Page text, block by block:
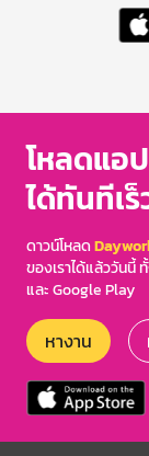
โหลดแอ
ได้ทันทีเ
ดาวน์โหลด
ของเราได้แล้ววันนี้
และ Google Play
หางาน